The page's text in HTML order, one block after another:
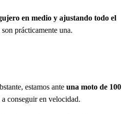
en medio y ajustando todo el
prácticamente una.
estamos ante una moto de 100
conseguir en velocidad.